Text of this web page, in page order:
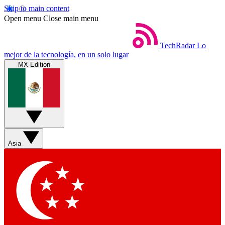
Skip to main content
Open menu Close main menu
TechRadar Lo
mejor de la tecnología, en un solo lugar
MX Edition
Asia